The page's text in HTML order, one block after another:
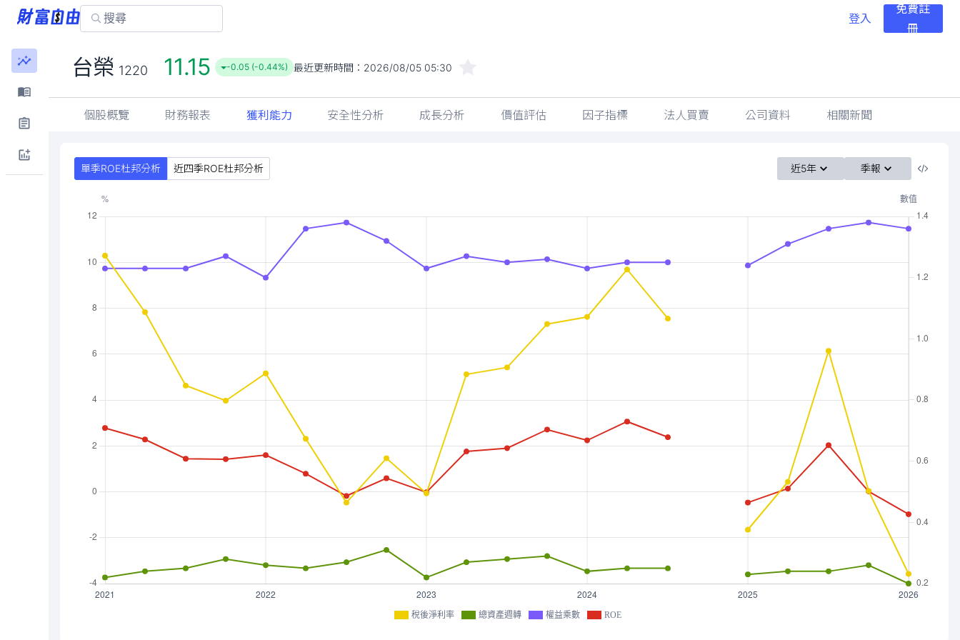
登入
免費註
冊
台榮 1220 11.15 -0.05 (-0.44%) 最近更新時間： 2026/08/05 05:30
個股概覽 財務報表 獲利能力 安全性分析 成長分析 價值評估 因子指標 法人買賣 公司資料 相關新聞
單季ROE杜邦分析 近四季ROE杜邦分析 近5年 季報
稅後淨利率 總資產週轉 權益乘數 ROE